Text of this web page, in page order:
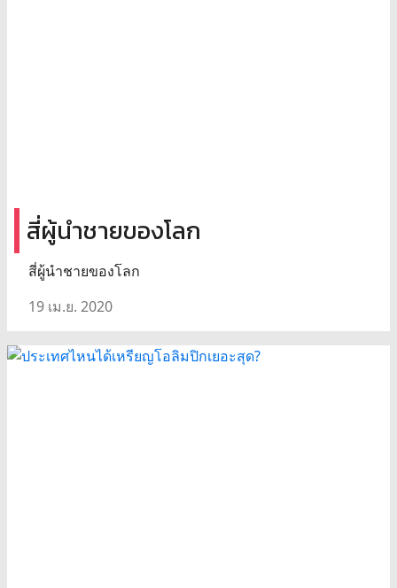
สี่ผู้นำชายของโลก
สี่ผู้นำชายของโลก
19 เม.ย. 2020